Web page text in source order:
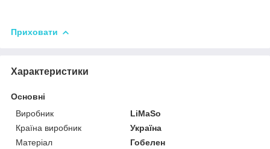
Приховати
Характеристики
Основні
Виробник
LiMaSo
Країна виробник
Україна
Матеріал
Гобелен